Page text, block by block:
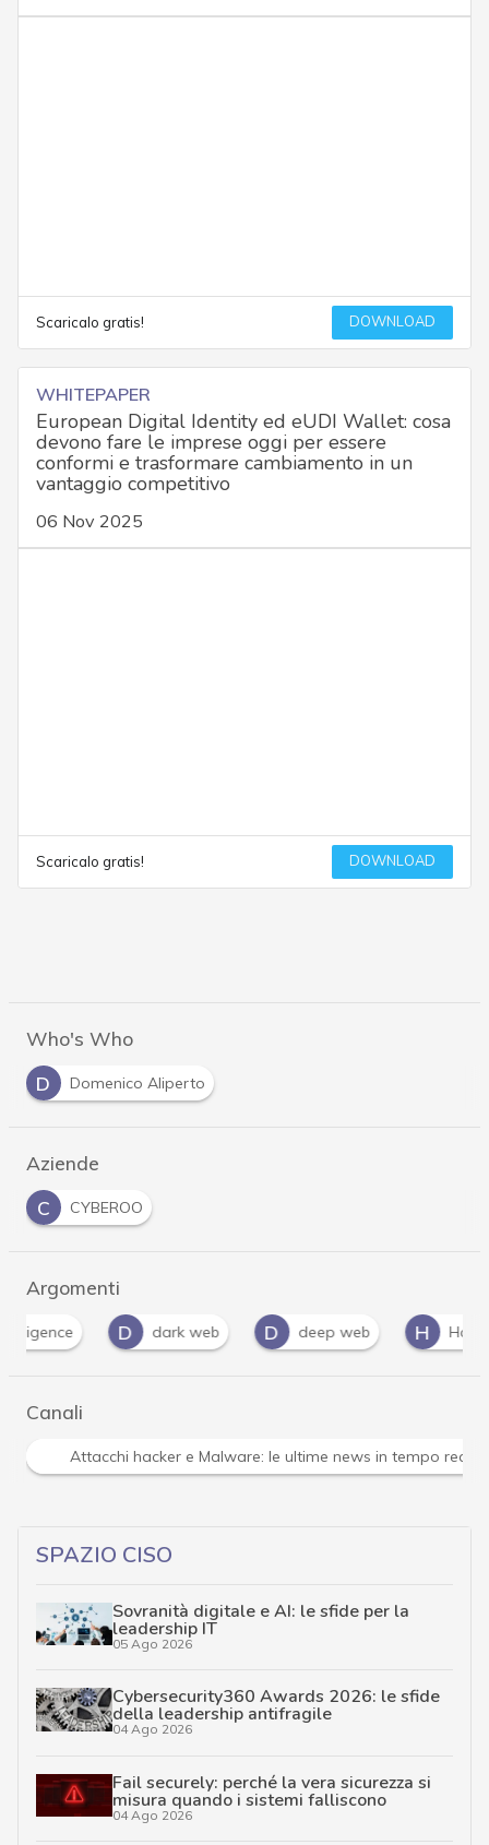
Scaricalo gratis! DOWNLOAD
WHITEPAPER
European Digital Identity ed eUDI Wallet: cosa
devono fare le imprese oggi per essere
conformi e trasformare cambiamento in un
vantaggio competitivo
06 Nov 2025
Scaricalo gratis! DOWNLOAD
Who's Who
D
Domenico Aliperto
Aziende
C
CYBEROO
Argomenti
D
dark web D deep web H Hacker
Canali
Attacchi hacker e Malware: le ultime news in tempo
SPAZIO CISO
Sovranità digitale e AI: le sfide per la
leadership IT
05 Ago 2026
Cybersecurity360 Awards 2026: le sfide
della leadership antifragile
04 Ago 2026
Fail securely: perché la vera sicurezza si
misura quando i sistemi falliscono
04 Ago 2026